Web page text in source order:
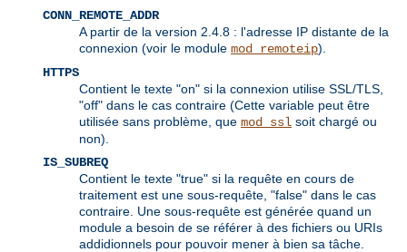
CONN_REMOTE_ADDR
A partir de la version 2.4.8 : l'adresse IP distante de la
connexion (voir le module mod_remoteip).
HTTPS
Contient le texte "on" si la connexion utilise SSL/TLS,
"off" dans le cas contraire (Cette variable peut être
utilisée sans problème, que mod_ssl soit chargé ou
non).
IS_SUBREQ
Contient le texte "true" si la requête en cours de
traitement est une sous-requête, "false" dans le cas
contraire. Une sous-requête est générée quand un
module a besoin de se référer à des fichiers ou URIs
addidionnels pour pouvoir mener à bien sa tâche.